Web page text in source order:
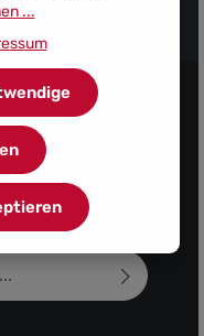
FC
und verpassen Sie
...